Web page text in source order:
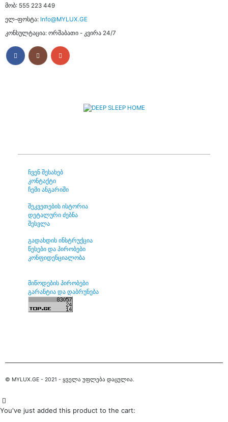
მობ: 555 223 449
ელ-ფოსტა: Info@MYLUX.GE
კონსულტაცია: ორშაბათი - კვირა 24/7
ჩვენ შესახებ
კონტაქტი
ჩემი ანგარიში
შეკვეთების ისტორია
დეტალური ძებნა
შესვლა
გადახდის ინსტრუქცია
წესები და პირობები
კონფიდენციალობა
მიწოდების პირობები
გარანტია და დაბრუნება
© MYLUX.GE - 2021 - ყველა უფლება დაცულია.
You've just added this product to the cart: